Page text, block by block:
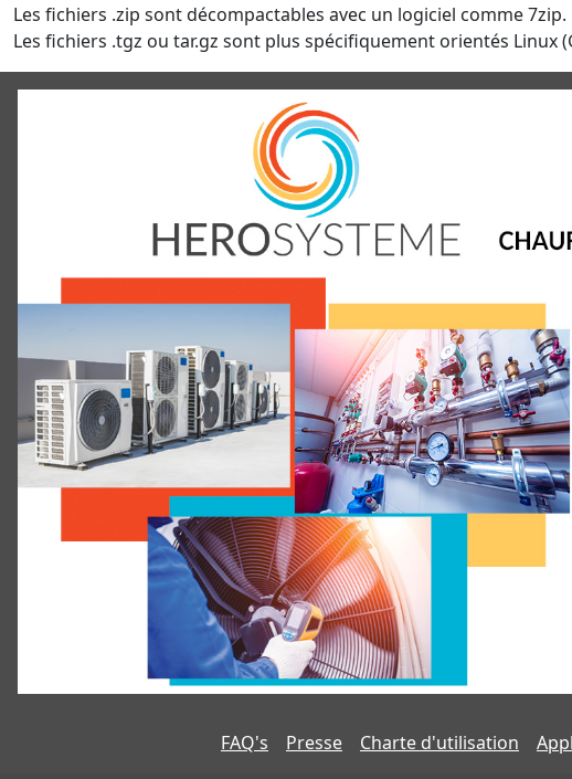
Les fichiers .zip sont décompactables avec un logiciel comme 7zip.
Les fichiers .tgz ou tar.gz sont plus spécifiquement orientés Linux
FAQ's Presse Charte d'utilisation